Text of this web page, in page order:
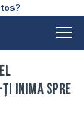
inima spre